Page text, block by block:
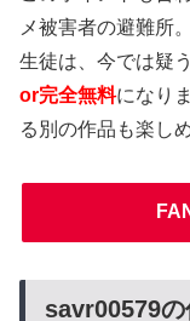
メ被害者の避難所
生徒は、今では疑
or完全無料になり
る別の作品も楽し
savr00579の